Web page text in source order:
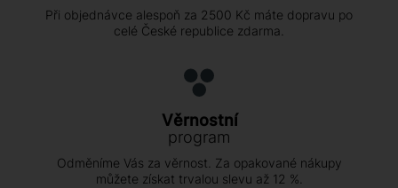
Při objednávce alespoň za 2500 Kč máte dopravu po
celé České republice zdarma.
Věrnostní
program
Odměníme Vás za věrnost. Za opakované nákupy
můžete získat trvalou slevu až 12 %.